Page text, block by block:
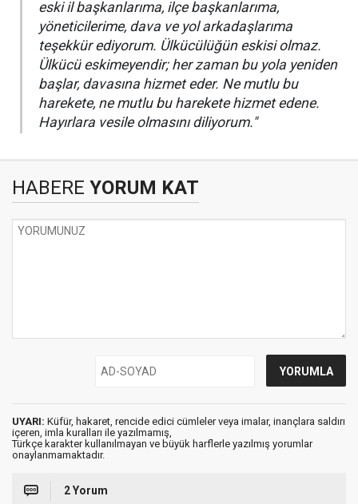
eski il başkanlarıma, ilçe başkanlarıma,
yöneticilerime, dava ve yol arkadaşlarıma
teşekkür ediyorum. Ülkücülüğün eskisi olmaz.
Ülkücü eskimeyendir; her zaman bu yola yeniden
başlar, davasına hizmet eder. Ne mutlu bu
harekete, ne mutlu bu harekete hizmet edene.
Hayırlara vesile olmasını diliyorum."
HABERE YORUM KAT
UYARI: Küfür, hakaret, rencide edici cümleler veya imalar, inançlara saldırı
içeren, imla kuralları ile yazılmamış,
Türkçe karakter kullanılmayan ve büyük harflerle yazılmış yorumlar
onaylanmamaktadır.
2 Yorum